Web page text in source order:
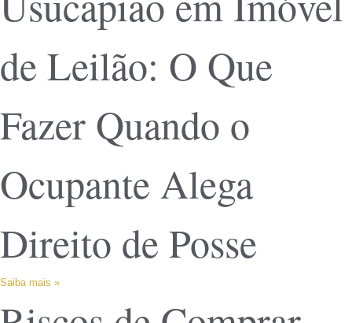
de Leilão: O Que
Fazer Quando o
Ocupante Alega
Direito de Posse
Saiba mais »